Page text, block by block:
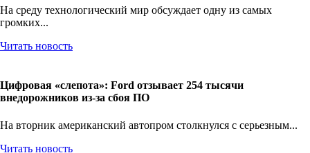
На среду технологический мир обсуждает одну из самых
громких...
Читать новость
Цифровая «слепота»: Ford отзывает 254 тысячи
внедорожников из-за сбоя ПО
На вторник американский автопром столкнулся с серьезным...
Читать новость